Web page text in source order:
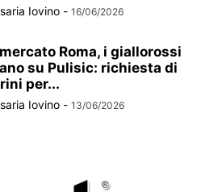
Iovino - 16/06/2026
Roma, i giallorossi
su Pulisic: richiesta di
per...
Iovino - 13/06/2026